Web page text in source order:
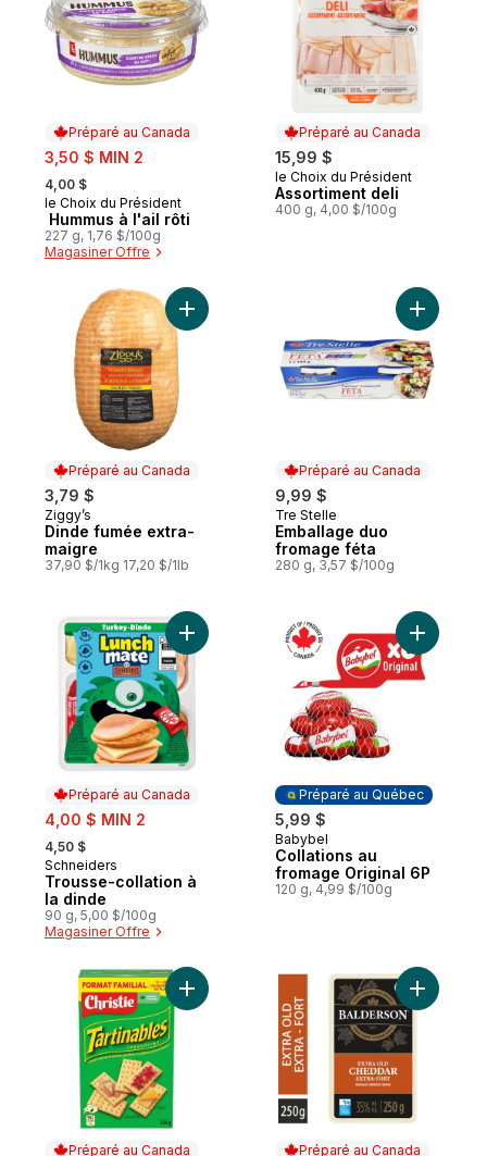
Préparé au Canada
sale:
3,50 $ MIN 2
, formerly:
4,00 $
Préparé au Canada
le Choix du Président
Hummus à l'ail rôti
227 g, 1,76 $/100g
Magasiner Offre
Préparé au Canada
15,99 $
Préparé au Canada
le Choix du Président
Assortiment deli
400 g, 4,00 $/100g
Préparé au Canada
3,79 $
Préparé au Canada
Ziggy’s
Dinde fumée extra-
maigre
37,90 $/1kg 17,20 $/1lb
Ajouter Dinde fumée extra-maigre au
Préparé au Canada
9,99 $
Préparé au Canada
Tre Stelle
Emballage duo
fromage féta
280 g, 3,57 $/100g
Ajouter
Préparé au Canada
sale:
4,00 $ MIN 2
, formerly:
4,50 $
Préparé au Canada
Schneiders
Trousse-collation à
la dinde
90 g, 5,00 $/100g
Magasiner Offre
Ajouter Trousse-collation à la dinde au
Préparé au Québec
5,99 $
Préparé au Québec
Babybel
Collations au
fromage Original 6P
120 g, 4,99 $/100g
Ajouter
Préparé au Canada
Ajouter Craquelins Toppables, à
Préparé au Canada
Ajouter